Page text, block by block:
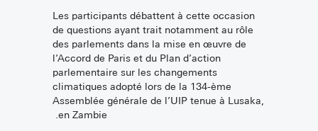
Les participants débattent à cette occasion
de questions ayant trait notamment au rôle
des parlements dans la mise en œuvre de
l’Accord de Paris et du Plan d’action
parlementaire sur les changements
climatiques adopté lors de la 134-ème
Assemblée générale de l’UIP tenue à Lusaka,
en Zambie.